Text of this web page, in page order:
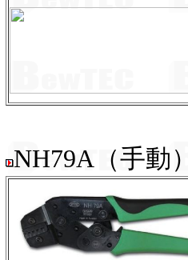
NH79A（手